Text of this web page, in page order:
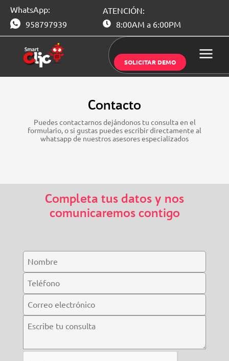
contenido
WhatsApp:
958797939
ATENCIÓN:
8:00AM a 6:00PM
SOLICITAR DEMO
Contacto
Puedes contactarnos dejándonos tu consulta en el
formulario, o si gustas puedes escribir directamente al
whatsapp de nuestros asesores especializados
Completa tus datos y nos
comunicaremos contigo